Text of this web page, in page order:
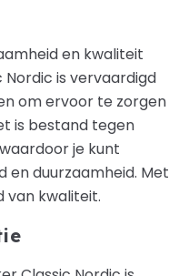
en kwaliteit
is vervaardigd
om ervoor te zorgen
is bestand tegen
je kunt
duurzaamheid. Met
van kwaliteit.